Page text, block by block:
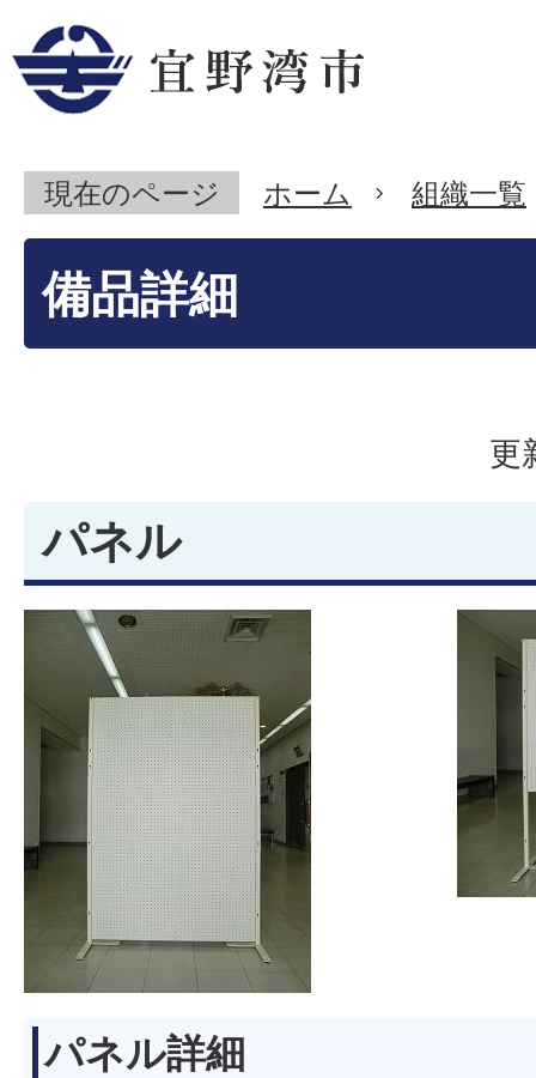
現在のページ ホーム 組織一覧
備品詳細
更
パネル
パネル詳細